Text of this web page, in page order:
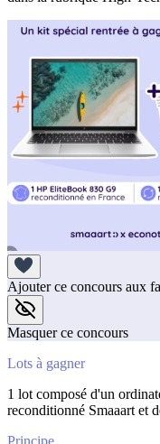
Ajouter ce concours aux
Masquer ce concours
Lots à gagner
1 lot composé d'un
reconditionné Smaaart et
Principe